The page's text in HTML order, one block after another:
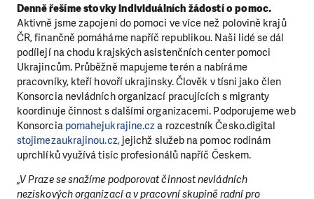
Denně řešíme stovky individuálních žádostí o pomoc.
Aktivně jsme zapojeni do pomoci ve více než polovině krajů
ČR, finančně pomáháme napříč republikou. Naši lidé se dál
podílejí na chodu krajských asistenčních center pomoci
Ukrajincům. Průběžně mapujeme terén a nabíráme
pracovníky, kteří hovoří ukrajinsky. Člověk v tísni jako člen
Konsorcia nevládních organizací pracujících s migranty
koordinuje činnost s dalšími organizacemi. Podporujeme web
Konsorcia pomahejukrajine.cza rozcestník Česko.digital
stojimezaukrajinou.cz,jejichž služeb na pomoc rodinám
uprchlíků využívá tisíc profesionálů napříč Českem.
„V Praze se snažíme podporovat činnost nevládních
neziskových organizací a v pracovní skupině radní pro